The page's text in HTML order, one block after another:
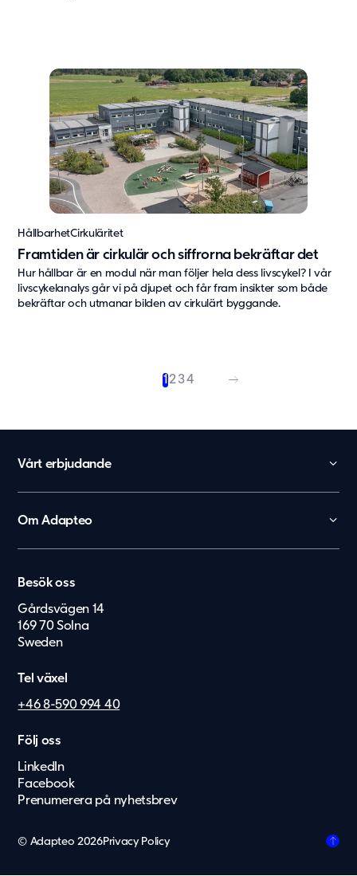
Eesti Keel
Dansk
Norsk
Deutsch
English
Framtiden är cirkulär och siffrorna bekräftar det
HållbarhetCirkuläritet
Hur hållbar är en modul när man följer hela dess livscykel? I vår
livscykelanalys går vi på djupet och får fram insikter som både
bekräftar och utmanar bilden av cirkulärt byggande.
1 234
Vårt erbjudande
Skola
Förskola
Vårdboende
Vård & hälsa
Säkerhet & försvar
Om Adapteo
Kontakt
Service & felanmälan
Besök oss
Gårdsvägen 14
169 70 Solna
Sweden
Tel växel
+46 8-590 994 40
Följ oss
LinkedIn
Facebook
Prenumerera på nyhetsbrev
© Adapteo 2026Privacy Policy